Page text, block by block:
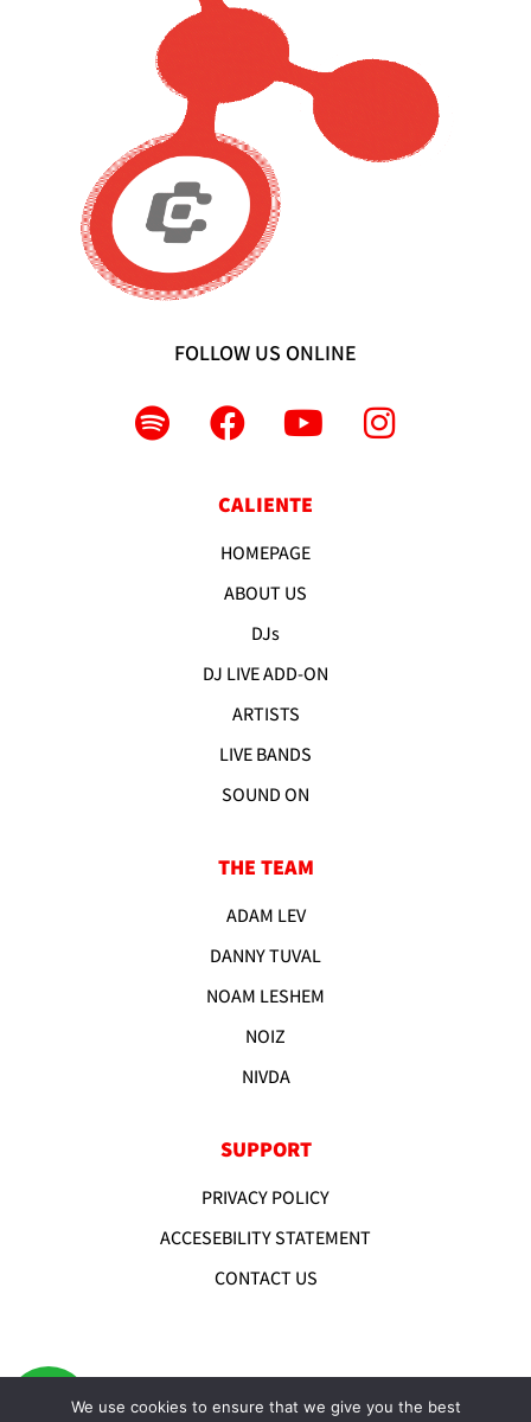
CALIENTE
HOMEPAGE
ABOUT US
DJs
DJ LIVE ADD-ON
ARTISTS
LIVE BANDS
SOUND ON
THE TEAM
ADAM LEV
DANNY TUVAL
NOAM LESHEM
NOIZ
NIVDA
SUPPORT
PRIVACY POLICY
ACCESEBILITY STATEMENT
CONTACT US
FOLLOW US ONLINE
We use cookies to ensure that we give you the best